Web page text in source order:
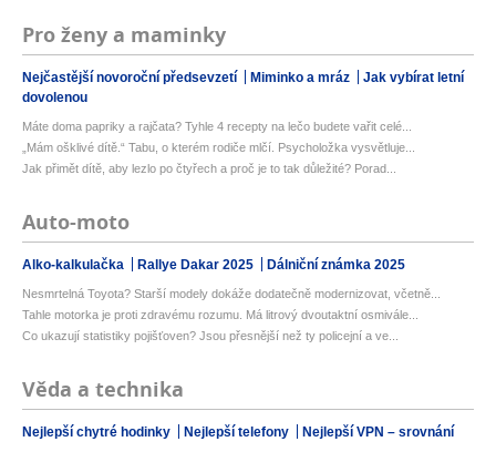
Pro ženy a maminky
Nejčastější novoroční předsevzetí Miminko a mráz
Jak vybírat letní
dovolenou
Máte doma papriky a rajčata? Tyhle 4 recepty na lečo budete vařit celé...
„Mám ošklivé dítě.“ Tabu, o kterém rodiče mlčí. Psycholožka vysvětluje...
Jak přimět dítě, aby lezlo po čtyřech a proč je to tak důležité? Porad...
Auto-moto
Alko-kalkulačka Rallye Dakar 2025 Dálniční známka 2025
Nesmrtelná Toyota? Starší modely dokáže dodatečně modernizovat, včetně...
Tahle motorka je proti zdravému rozumu. Má litrový dvoutaktní osmivále...
Co ukazují statistiky pojišťoven? Jsou přesnější než ty policejní a ve...
Věda a technika
Nejlepší chytré hodinky Nejlepší telefony Nejlepší VPN – srovnání